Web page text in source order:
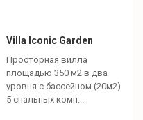
Villa Iconic Garden
Просторная вилла
площадью 350 м2 в два
уровня с бассейном (20м2)
5 спальных комн...